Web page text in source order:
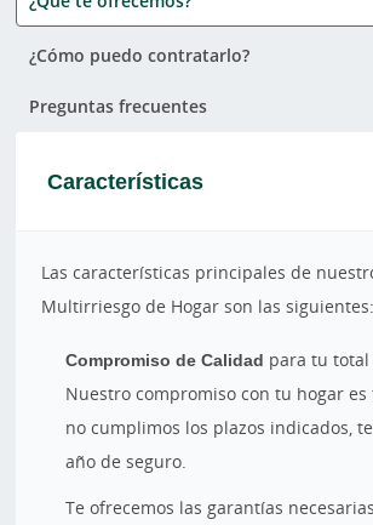
¿Cómo puedo contratarlo?
Preguntas frecuentes
Características
Las características principales de
Multirriesgo de Hogar son las siguientes:
Compromiso de Calidad para tu
Nuestro compromiso con tu hogar es
no cumplimos los plazos indicados,
año de seguro.
Te ofrecemos las garantías